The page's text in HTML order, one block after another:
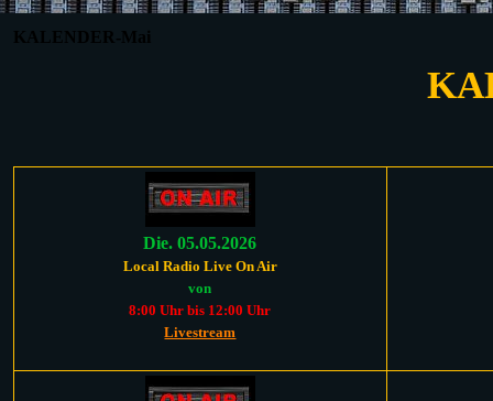
KALENDER-Mai
Die. 05.05.2026
Local Radio Live On Air
von
8:00 Uhr bis 12:00 Uhr
Livestream